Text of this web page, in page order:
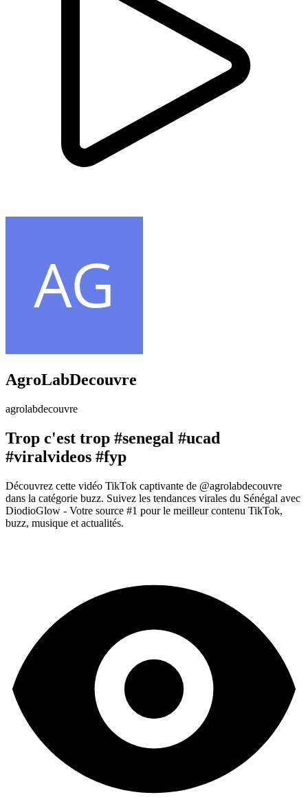
AgroLabDecouvre
agrolabdecouvre
Trop c'est trop #senegal #ucad
#viralvideos #fyp
Découvrez cette vidéo TikTok captivante de @agrolabdecouvre
dans la catégorie buzz. Suivez les tendances virales du Sénégal avec
DiodioGlow - Votre source #1 pour le meilleur contenu TikTok,
buzz, musique et actualités.